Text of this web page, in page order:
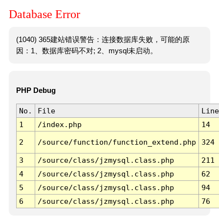
Database Error
(1040) 365建站错误警告：连接数据库失败，可能的原
因：1、数据库密码不对; 2、mysql未启动。
PHP Debug
No. File
Line
1
/index.php 14
2 /source/function/function_extend.php 324
3 /source/class/jzmysql.class.php
211
4
/source/class/jzmysql.class.php
62
5
/source/class/jzmysql.class.php
94
6
/source/class/jzmysql.class.php 76